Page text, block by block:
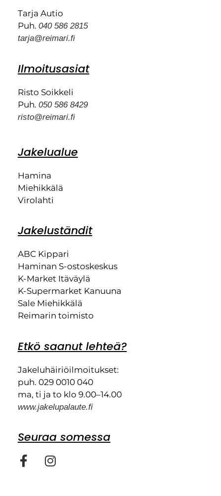
Tarja Autio
Puh. 040 586 2815
tarja@reimari.fi
Ilmoitusasiat
Risto Soikkeli
Puh. 050 586 8429
risto@reimari.fi
Jakelualue
Hamina
Miehikkälä
Virolahti
Jakeluständit
ABC Kippari
Haminan S-ostoskeskus
K-Market Itäväylä
K-Supermarket Kanuuna
Sale Miehikkälä
Reimarin toimisto
Etkö saanut lehteä?
Jakeluhäiriöilmoitukset:
puh. 029 0010 040
ma, ti ja to klo 9.00–14.00
www.jakelupalaute.fi
Seuraa somessa